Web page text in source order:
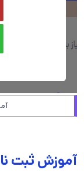
آموزش ثبت